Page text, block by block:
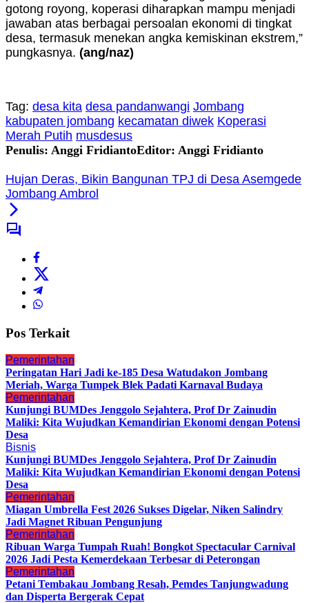
gotong royong, koperasi diharapkan mampu menjadi
jawaban atas berbagai persoalan ekonomi di tingkat
desa, termasuk menekan angka kemiskinan ekstrem,”
pungkasnya. (ang/naz)
Tag: desa kita desa pandanwangi Jombang
kabupaten jombang kecamatan diwek Koperasi
Merah Putih musdesus
Penulis: Anggi FridiantoEditor: Anggi Fridianto
Hujan Deras, Bikin Bangunan TPJ di Desa Asemgede
Jombang Ambrol
Pos Terkait
Pemerintahan
Peringatan Hari Jadi ke-185 Desa Watudakon Jombang
Meriah, Warga Tumpek Blek Padati Karnaval Budaya
Pemerintahan
Kunjungi BUMDes Jenggolo Sejahtera, Prof Dr Zainudin
Maliki: Kita Wujudkan Kemandirian Ekonomi dengan Potensi
Desa
Bisnis
Kunjungi BUMDes Jenggolo Sejahtera, Prof Dr Zainudin
Maliki: Kita Wujudkan Kemandirian Ekonomi dengan Potensi
Desa
Pemerintahan
Miagan Umbrella Fest 2026 Sukses Digelar, Niken Salindry
Jadi Magnet Ribuan Pengunjung
Pemerintahan
Ribuan Warga Tumpah Ruah! Bongkot Spectacular Carnival
2026 Jadi Pesta Kemerdekaan Terbesar di Peterongan
Pemerintahan
Petani Tembakau Jombang Resah, Pemdes Tanjungwadung
dan Disperta Bergerak Cepat